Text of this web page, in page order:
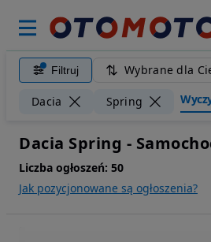
Filtruj Wybrane dla
Dacia Spring
Dacia Spring -
Liczba ogłoszeń: 50
Jak pozycjonowane są ogłoszenia?